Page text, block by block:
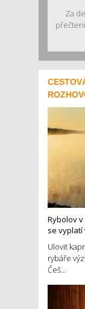
Za
Rybolov
se vyplatí
Ulovit
rybáře
Češ...